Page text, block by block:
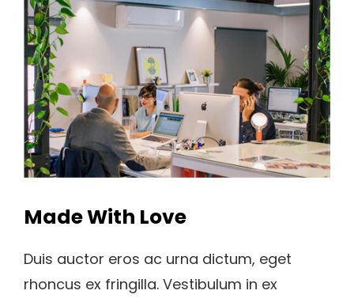
Made With Love
Duis auctor eros ac urna dictum, eget
rhoncus ex fringilla. Vestibulum in ex